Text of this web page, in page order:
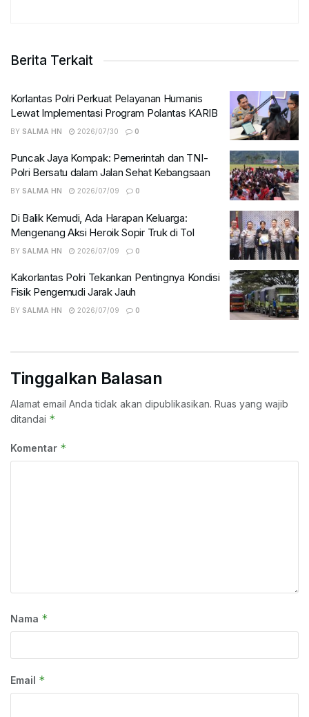
Berita Terkait
Korlantas Polri Perkuat Pelayanan Humanis
Lewat Implementasi Program Polantas KARIB
BY SALMA HN 2026/07/30 0
Puncak Jaya Kompak: Pemerintah dan TNI-
Polri Bersatu dalam Jalan Sehat Kebangsaan
BY SALMA HN 2026/07/09 0
Di Balik Kemudi, Ada Harapan Keluarga:
Mengenang Aksi Heroik Sopir Truk di Tol
BY SALMA HN 2026/07/09 0
Kakorlantas Polri Tekankan Pentingnya Kondisi
Fisik Pengemudi Jarak Jauh
BY SALMA HN 2026/07/09 0
Tinggalkan Balasan
Alamat email Anda tidak akan dipublikasikan. Ruas yang wajib
ditandai *
Komentar *
Nama *
Email *